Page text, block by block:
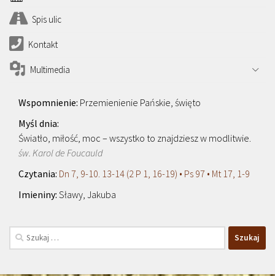
Spis ulic
Kontakt
Multimedia
Przemienienie Pańskie, święto
Światło, miłość, moc – wszystko to znajdziesz w modlitwie.
św. Karol de Foucauld
Dn 7, 9-10. 13-14 (2 P 1, 16-19) • Ps 97 • Mt 17, 1-9
Sławy, Jakuba
Szukaj: